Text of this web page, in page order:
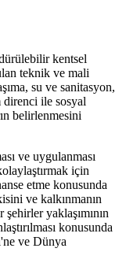
kentsel
teknik ve mali
su ve sanitasyon,
direnci ile sosyal
belirlenmesini
ve uygulanması
için
etme konusunda
ve kalkınmanın
yaklaşımının
konusunda
ve Dünya